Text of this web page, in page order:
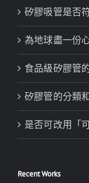
矽膠吸管是否
為地球盡一份
食品級矽膠管
矽膠管的分類
是否可改用「
Recent Works